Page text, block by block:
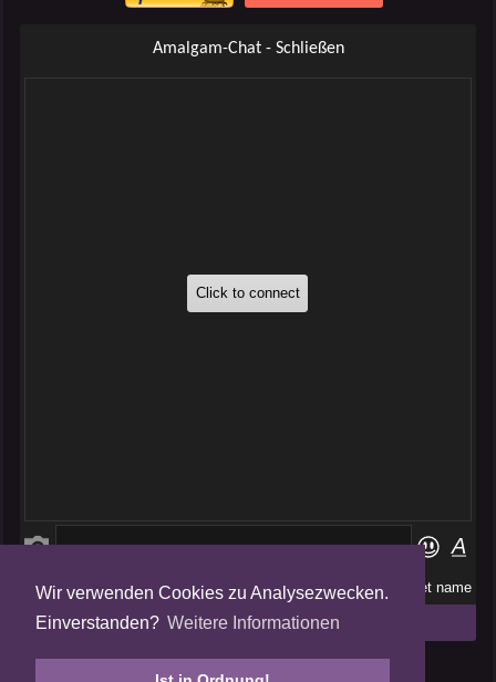
Wir verwenden Cookies zu Analysezwecken.
Einverstanden? Weitere Informationen
Amalgam-Chat - Schließen
Folge uns auf
Tweets by AmalgamFansubs